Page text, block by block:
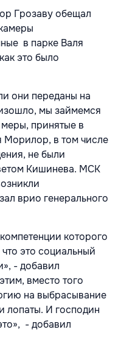
Грозаву обещал
в парке Валя
это было
они переданы на
мы займемся
принятые в
Морилор, в том числе
не были
Кишинева. МСК
врио генерального
которого
это социальный
- добавил
вместо того
на выбрасывание
лопаты. И господин
- добавил